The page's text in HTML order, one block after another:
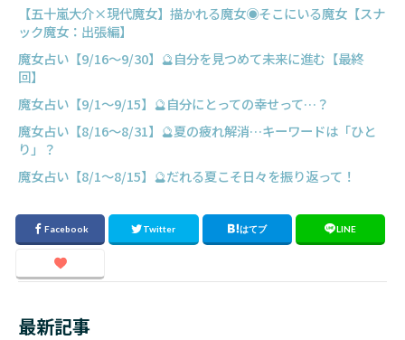
【五十嵐大介×現代魔女】描かれる魔女◉そこにいる魔女【スナ
ック魔女：出張編】
魔女占い【9/16～9/30】🔮自分を見つめて未来に進む【最終
回】
魔女占い【9/1～9/15】🔮自分にとっての幸せって…？
魔女占い【8/16～8/31】🔮夏の疲れ解消…キーワードは「ひと
り」？
魔女占い【8/1～8/15】🔮だれる夏こそ日々を振り返って！
最新記事